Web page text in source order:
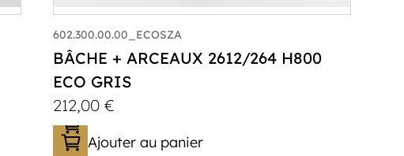
602.300.00.00_ECOSZA
BÂCHE + ARCEAUX 2612/264 H800
ECO GRIS
212,00€
Ajouter au panier